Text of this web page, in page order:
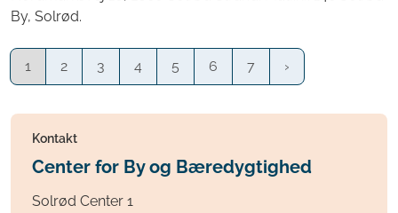
By, Solrød.
1 2 3 4 5 6 7
Kontakt
Center for By og Bæredygtighed
Solrød Center 1